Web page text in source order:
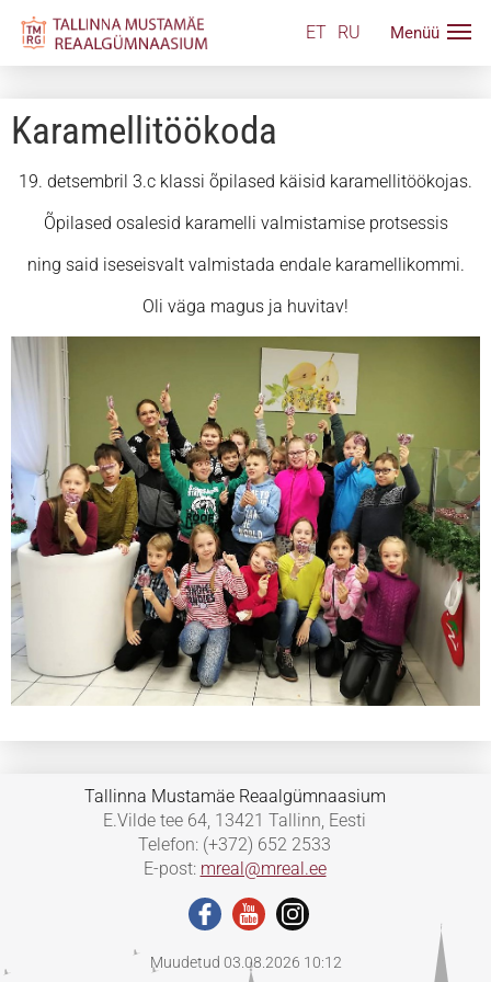
ET RU
Karamellitöökoda
19. detsembril 3.c klassi õpilased käisid karamellitöökojas.
Õpilased osalesid karamelli valmistamise protsessis
ning said iseseisvalt valmistada endale karamellikommi.
Oli väga magus ja huvitav!
Tallinna Mustamäe Reaalgümnaasium
E.Vilde tee 64, 13421 Tallinn, Eesti
Telefon: (+372) 652 2533
E-post: mreal@mreal.ee
Muudetud 03.08.2026 10:12